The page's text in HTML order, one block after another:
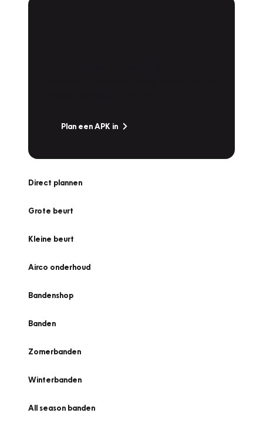
Plan een APK in
Direct plannen
Grote beurt
Kleine beurt
Airco onderhoud
Bandenshop
Banden
Zomerbanden
Winterbanden
All season banden